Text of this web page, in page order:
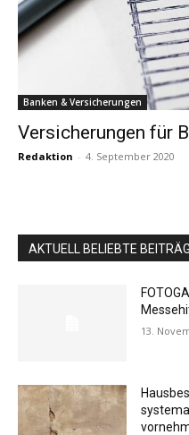
Banken & Versicherungen
Versicherungen für
Redaktion - 4. September 2020
AKTUELL BELIEBTE
13.